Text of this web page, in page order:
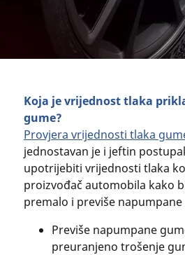
Koja je vrijednost tlaka
gume?
Provjera vrijednosti tlaka
jednostavan je i jeftin
upotrijebiti vrijednosti tlaka
proizvođač automobila kako
premalo i previše napumpane
Previše napumpane
preuranjeno trošenje